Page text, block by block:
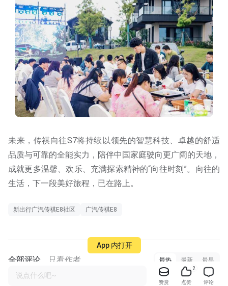
未来，传祺向往S7将持续以领先的智慧科技、卓越的舒适
品质与可靠的全能实力，陪伴中国家庭驶向更广阔的天地，
成就更多温馨、欢乐、充满探索精神的“向往时刻”。向往的
生活，下一段美好旅程，已在路上。
新出行广汽传祺E8社区 广汽传祺E8
全部评论 只看作者 最热 最新 最早
App 内打开
说点什么吧~
赞赏
2
点赞 评论